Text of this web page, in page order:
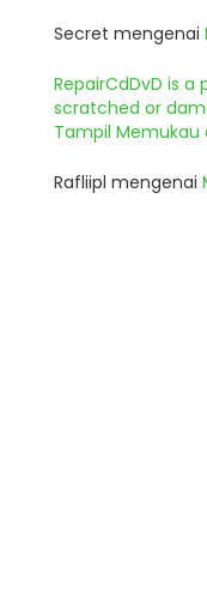
Secret mengenai
RepairCdDvD is
scratched or
Tampil Memukau
Rafliipl mengenai